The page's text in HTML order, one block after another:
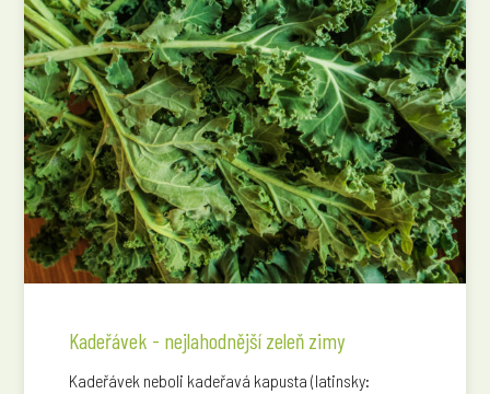
Kadeřávek - nejlahodnější zeleň zimy
Kadeřávek neboli kadeřavá kapusta (latinsky: